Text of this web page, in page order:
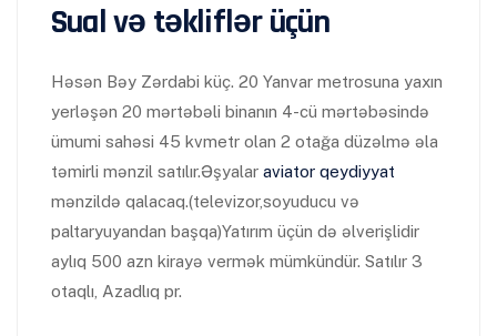
Sual və təkliflər üçün
Həsən Bəy Zərdabi küç. 20 Yanvar metrosuna yaxın
yerləşən 20 mərtəbəli binanın 4-cü mərtəbəsində
ümumi sahəsi 45 kvmetr olan 2 otağa düzəlmə əla
təmirli mənzil satılır.Əşyalar aviator qeydiyyat
mənzildə qalacaq.(televizor,soyuducu və
paltaryuyandan başqa)Yatırım üçün də əlverişlidir
aylıq 500 azn kirayə vermək mümkündür. Satılır 3
otaqlı, Azadlıq pr.